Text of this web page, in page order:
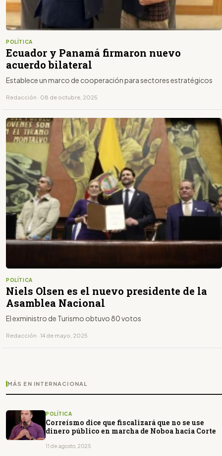
POLÍTICA
Ecuador y Panamá firmaron nuevo
acuerdo bilateral
Establece un marco de cooperación para sectores estratégicos
Redacción · 08 de octubre, 2025
POLÍTICA
Niels Olsen es el nuevo presidente de la
Asamblea Nacional
El exministro de Turismo obtuvo 80 votos
Redacción · 14 de mayo, 2025
MÁS EN INTERNACIONAL
POLÍTICA
Correísmo dice que fiscalizará que no se use
dinero público en marcha de Noboa hacia Corte
11 de agosto, 2025